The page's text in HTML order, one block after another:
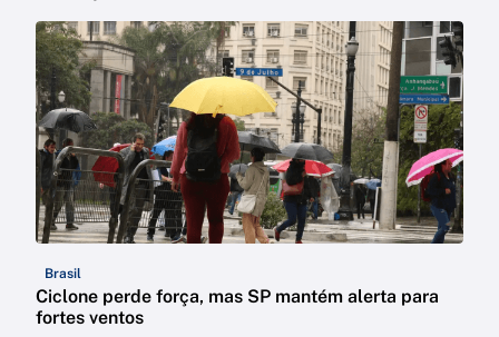
Brasil
Ciclone perde força, mas SP mantém alerta para
fortes ventos